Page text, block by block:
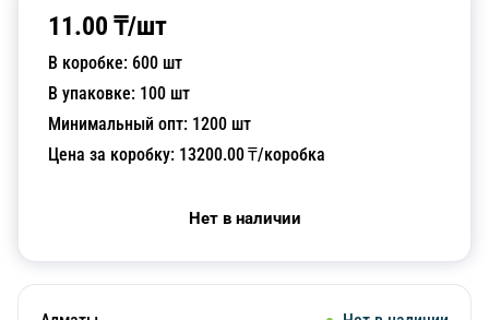
11.00 ₸/шт
В коробке: 600 шт
В упаковке: 100 шт
Минимальный опт: 1200 шт
Цена за коробку: 13200.00₸/коробка
Нет в наличии